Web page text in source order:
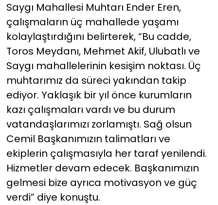
Saygı Mahallesi Muhtarı Ender Eren,
çalışmaların üç mahallede yaşamı
kolaylaştırdığını belirterek, “Bu cadde,
Toros Meydanı, Mehmet Akif, Ulubatlı ve
Saygı mahallelerinin kesişim noktası. Üç
muhtarımız da süreci yakından takip
ediyor. Yaklaşık bir yıl önce kurumların
kazı çalışmaları vardı ve bu durum
vatandaşlarımızı zorlamıştı. Sağ olsun
Cemil Başkanımızın talimatları ve
ekiplerin çalışmasıyla her taraf yenilendi.
Hizmetler devam edecek. Başkanımızın
gelmesi bize ayrıca motivasyon ve güç
verdi” diye konuştu.